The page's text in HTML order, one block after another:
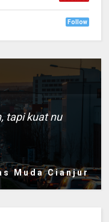
Follow
tapi kuat nu
Muda Cianjur